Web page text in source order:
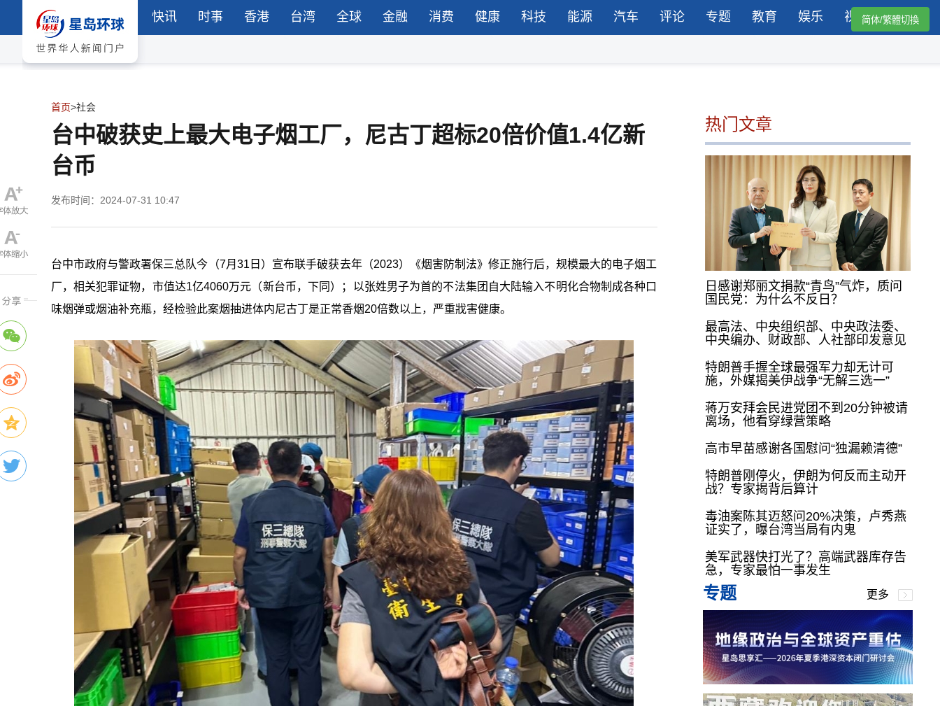
快讯 时事 香港 台湾 全球 金融 消费 健康 科技 能源 汽车 评论 专题 教育 娱乐 视频简体/繁體切換
首页>社会
台中破获史上最大电子烟工厂，尼古丁超标20倍价值1.4亿新
台币
发布时间：2024-07-31 10:47
台中市政府与警政署保三总队今（7月31日）宣布联手破获去年（2023）《烟害防制法》修正施行后，规模最大的电子烟工
厂，相关犯罪证物，市值达1亿4060万元（新台币，下同）；以张姓男子为首的不法集团自大陆输入不明化合物制成各种口
味烟弹或烟油补充瓶，经检验此案烟抽进体内尼古丁是正常香烟20倍数以上，严重戕害健康。
热门文章
日感谢郑丽文捐款“青鸟”气炸，质问
国民党：为什么不反日？
最高法、中央组织部、中央政法委、
中央编办、财政部、人社部印发意见
特朗普手握全球最强军力却无计可
施，外媒揭美伊战争“无解三选一”
蒋万安拜会民进党团不到20分钟被请
离场，他看穿绿营策略
高市早苗感谢各国慰问“独漏赖清德”
特朗普刚停火，伊朗为何反而主动开
战？专家揭背后算计
毒油案陈其迈怒问20%决策，卢秀燕
证实了，曝台湾当局有内鬼
美军武器快打光了？高端武器库存告
急，专家最怕一事发生
专题 更多